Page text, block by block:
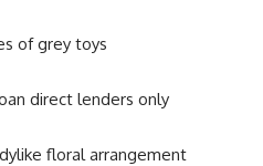
of grey toys
direct lenders only
floral arrangement